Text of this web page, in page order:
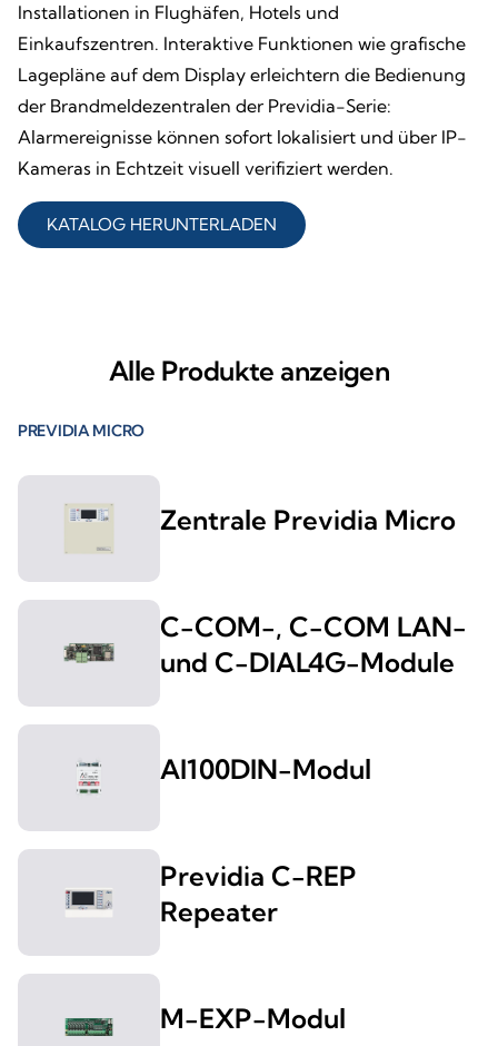
Installationen in Flughäfen, Hotels und
Einkaufszentren. Interaktive Funktionen wie grafische
Lagepläne auf dem Display erleichtern die Bedienung
der Brandmeldezentralen der Previdia-Serie:
Alarmereignisse können sofort lokalisiert und über IP-
Kameras in Echtzeit visuell verifiziert werden.
KATALOG HERUNTERLADEN
Alle Produkte anzeigen
PREVIDIA MICRO
Zentrale Previdia Micro
C-COM-, C-COM LAN-
und C-DIAL4G-Module
AI100DIN-Modul
Previdia C-REP
Repeater
M-EXP-Modul